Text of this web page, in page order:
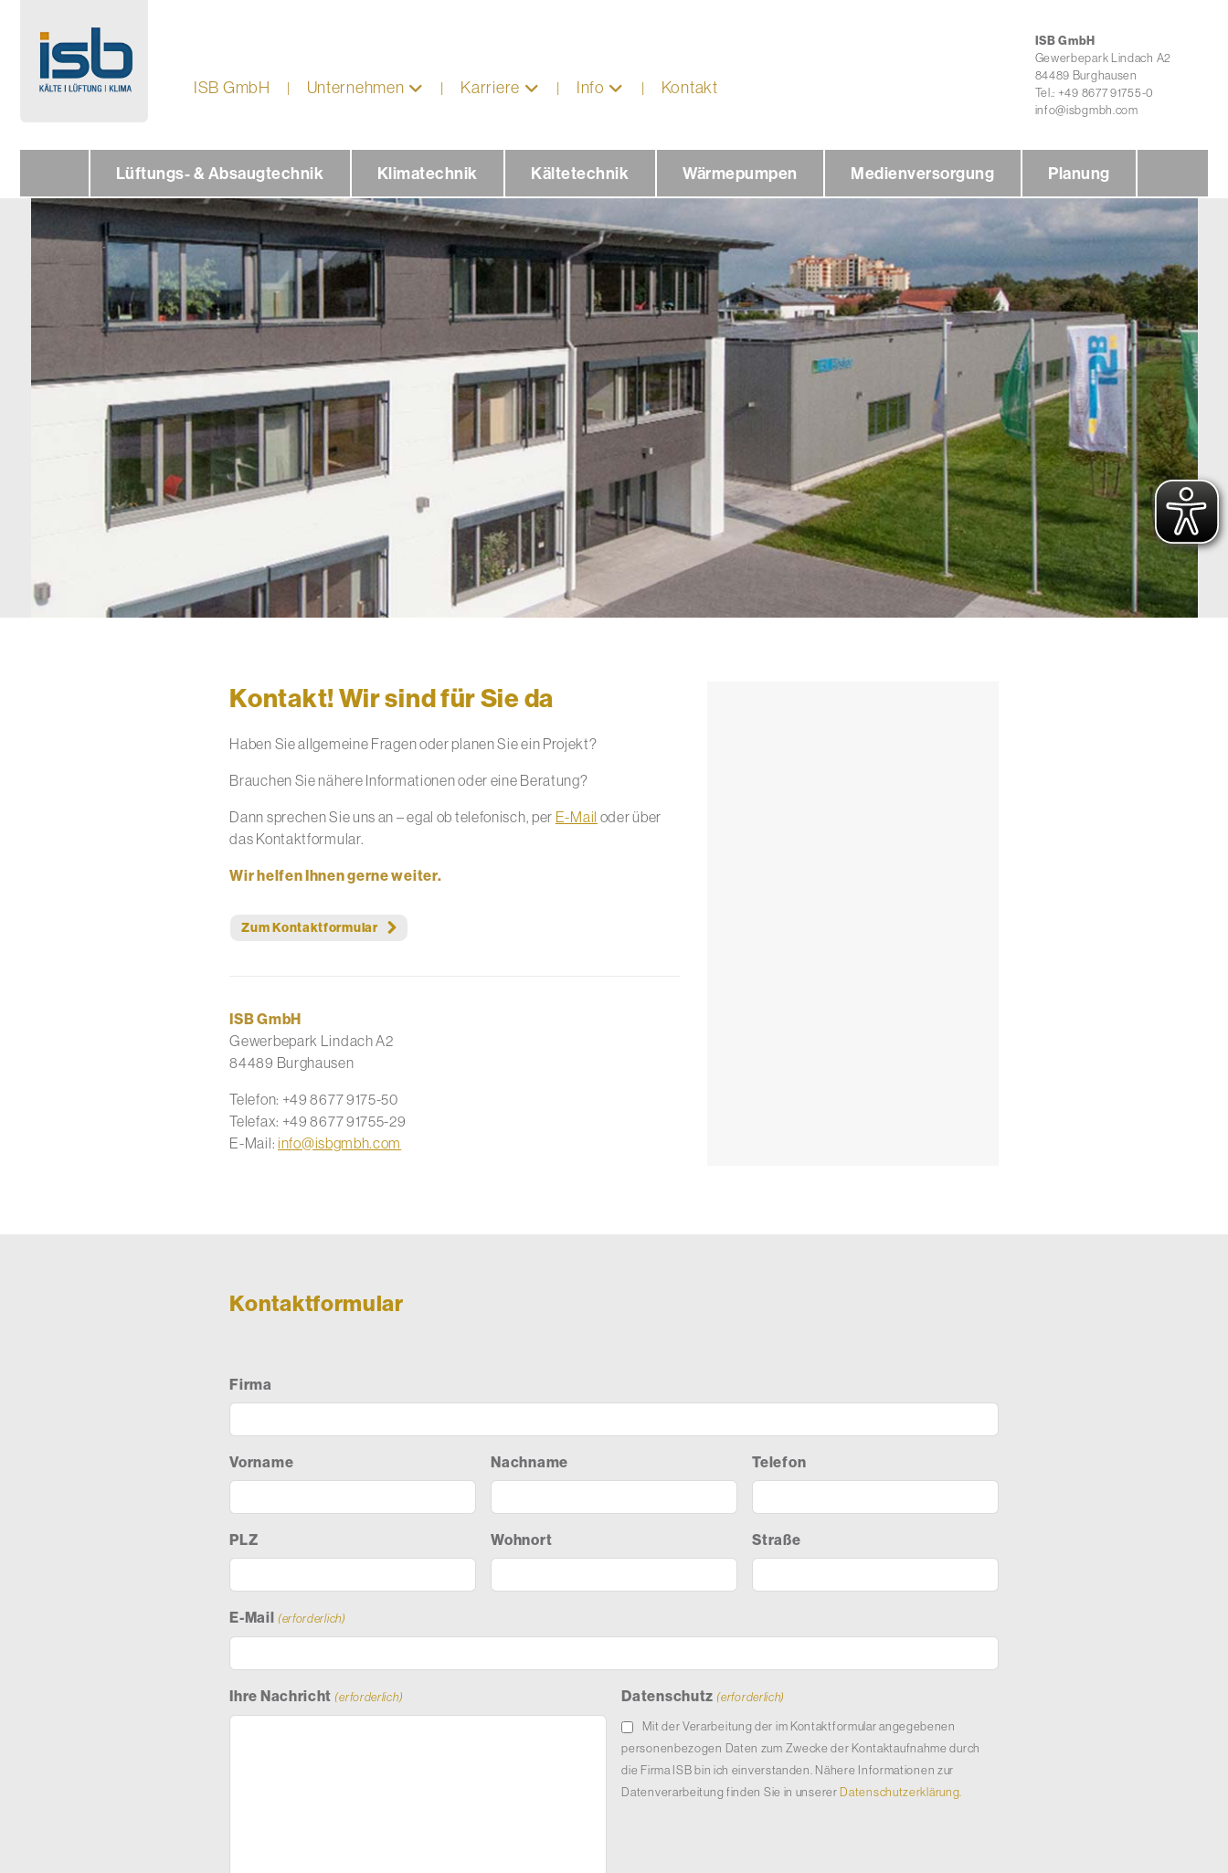
ISB GmbH Unternehmen Karriere Info Kontakt
ISB GmbH
Gewerbepark Lindach A2
84489 Burghausen
Tel.: +49 8677 91755-0
info@isbgmbh.com
Lüftungs- & Absaugtechnik Klimatechnik Kältetechnik Wärmepumpen Medienversorgung Planung
Kontakt! Wir sind für Sie da
Haben Sie allgemeine Fragen oder planen Sie ein Projekt?
Brauchen Sie nähere Informationen oder eine Beratung?
Dann sprechen Sie uns an – egal ob telefonisch, per E-Mail oder über
das Kontaktformular.
Wir helfen Ihnen gerne weiter.
Zum Kontaktformular
ISB GmbH
Gewerbepark Lindach A2
84489 Burghausen
Telefon: +49 8677 9175-50
Telefax: +49 8677 91755-29
E-Mail: info@isbgmbh.com
Kontaktformular
Firma
Vorname Nachname Telefon
PLZ Wohnort Straße
E-Mail (erforderlich)
Ihre Nachricht (erforderlich) Datenschutz (erforderlich)
Mit der Verarbeitung der im Kontaktformular angegebenen
personenbezogen Daten zum Zwecke der Kontaktaufnahme durch
die Firma ISB bin ich einverstanden. Nähere Informationen zur
Datenverarbeitung finden Sie in unsererDatenschutzerklärung.